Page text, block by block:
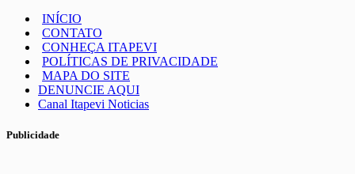
INÍCIO
CONTATO
CONHEÇA ITAPEVI
POLÍTICAS DE PRIVACIDADE
MAPA DO SITE
DENUNCIE AQUI
Canal Itapevi Noticias
Publicidade